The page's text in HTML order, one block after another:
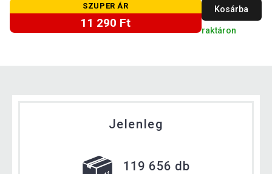
SZUPER ÁR
11 290 Ft
Kosárba
raktáron
Jelenleg
119 656 db